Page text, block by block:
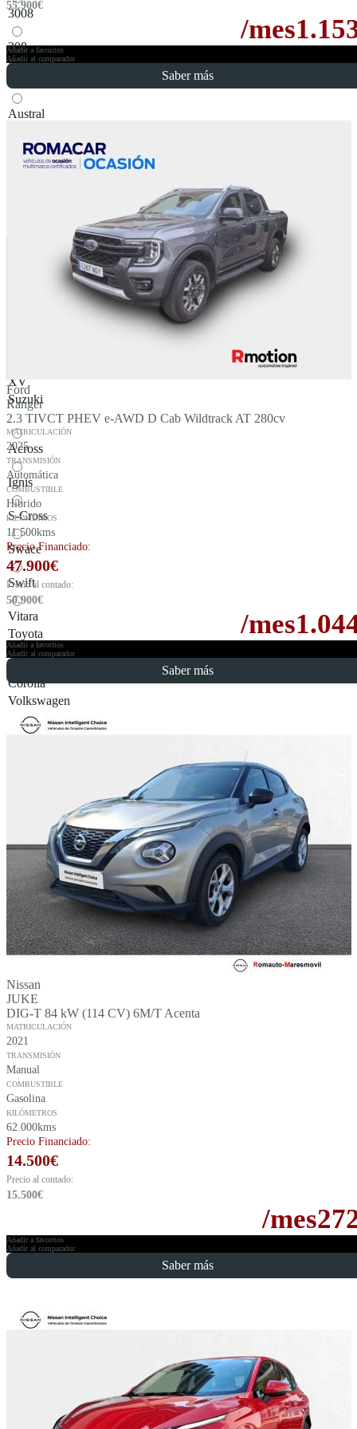
3008
308
Renault
Austral
Captur
XV
Suzuki
Across
Ignis
S-Cross
Swace
Swift
Vitara
Toyota
Corolla
Volkswagen
55.900€
/mes
Añadir a favoritos
Añadir al comparador
Saber más
Ford
Ranger
2.3 TIVCT PHEV e-AWD D Cab Wildtrack AT 280cv
MATRICULACIÓN
2025
TRANSMISIÓN
Automática
COMBUSTIBLE
Híbrido
KILÓMETROS
11.500kms
Precio Financiado:
47.900€
Precio al contado:
50.900€
/mes
Añadir a favoritos
Añadir al comparador
Saber más
Nissan
JUKE
DIG-T 84 kW (114 CV) 6M/T Acenta
MATRICULACIÓN
2021
TRANSMISIÓN
Manual
COMBUSTIBLE
Gasolina
KILÓMETROS
62.000kms
Precio Financiado:
14.500€
Precio al contado:
15.500€
/mes
Añadir a favoritos
Añadir al comparador
Saber más